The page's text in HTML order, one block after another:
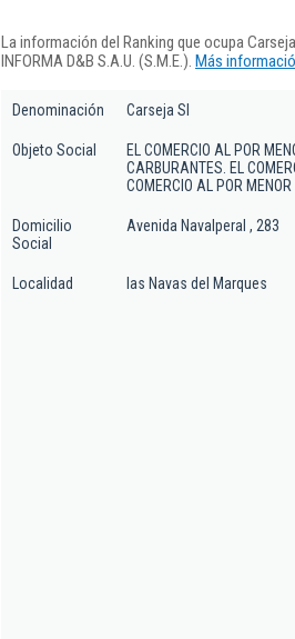
La información del Ranking que ocupa
INFORMA D&B S.A.U. (S.M.E.). Más
Denominación Carseja Sl
Objeto Social
EL COMERCIO AL POR
CARBURANTES. EL
COMERCIO AL POR
Domicilio
Social
Avenida Navalperal , 283
Localidad las Navas del Marques